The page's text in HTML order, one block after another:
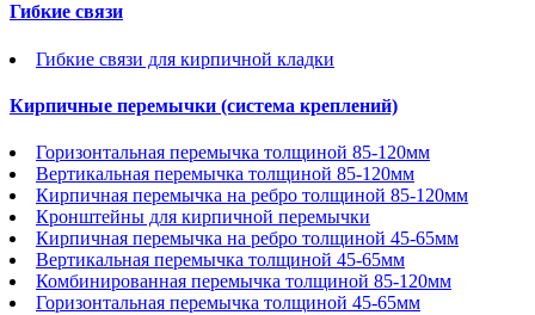
Гибкие связи
Гибкие связи для кирпичной кладки
Кирпичные перемычки (система креплений)
Горизонтальная перемычка толщиной 85-120мм
Вертикальная перемычка толщиной 85-120мм
Кирпичная перемычка на ребро толщиной 85-120мм
Кронштейны для кирпичной перемычки
Кирпичная перемычка на ребро толщиной 45-65мм
Вертикальная перемычка толщиной 45-65мм
Комбинированная перемычка толщиной 85-120мм
Горизонтальная перемычка толщиной 45-65мм